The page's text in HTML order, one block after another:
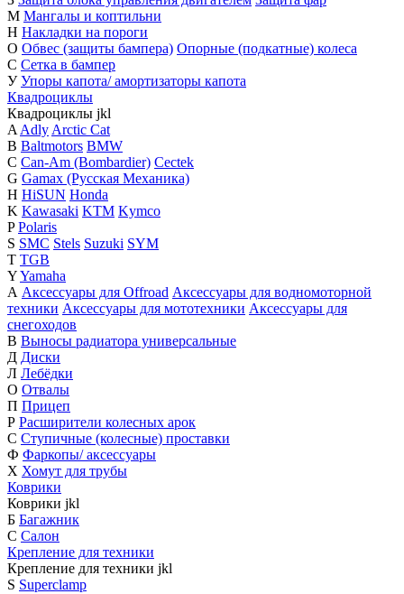
М Мангалы и коптильни
Н Накладки на пороги
О Обвес (защиты бампера) Опорные (подкатные) колеса
С Сетка в бампер
У Упоры капота/ амортизаторы капота
Квадроциклы
Квадроциклы jkl
A Adly Arctic Cat
B Baltmotors BMW
C Can-Am (Bombardier) Cectek
G Gamax (Русская Механика)
H HiSUN Honda
K Kawasaki KTM Kymco
P Polaris
S SMC Stels Suzuki SYM
T TGB
YYamaha
А Аксессуары для Offroad Аксессуары для водномоторной
техники Аксессуары для мототехники Аксессуары для
снегоходов
В Выносы радиатора универсальные
Д Диски
Л Лебёдки
О Отвалы
П Прицеп
Р Расширители колесных арок
С Ступичные (колесные) проставки
Ф Фаркопы/ аксессуары
Х Хомут для трубы
Коврики
Коврики jkl
Б Багажник
С Салон
Крепление для техники
Крепление для техники jkl
S Superclamp